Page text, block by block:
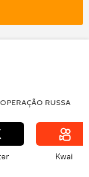
OPERAÇÃO RUSSA
Kwai